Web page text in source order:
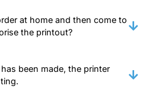
at home and then come to
the printout?
been made, the printer